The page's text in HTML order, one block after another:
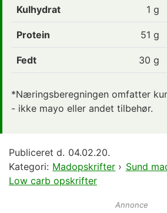
Kulhydrat 1 g
Protein 51 g
Fedt 30 g
*Næringsberegningen omfatter
- ikke mayo eller andet tilbehør.
Publiceret d. 04.02.20.
Kategori: Madopskrifter › Sund
Low carb opskrifter
Annonce